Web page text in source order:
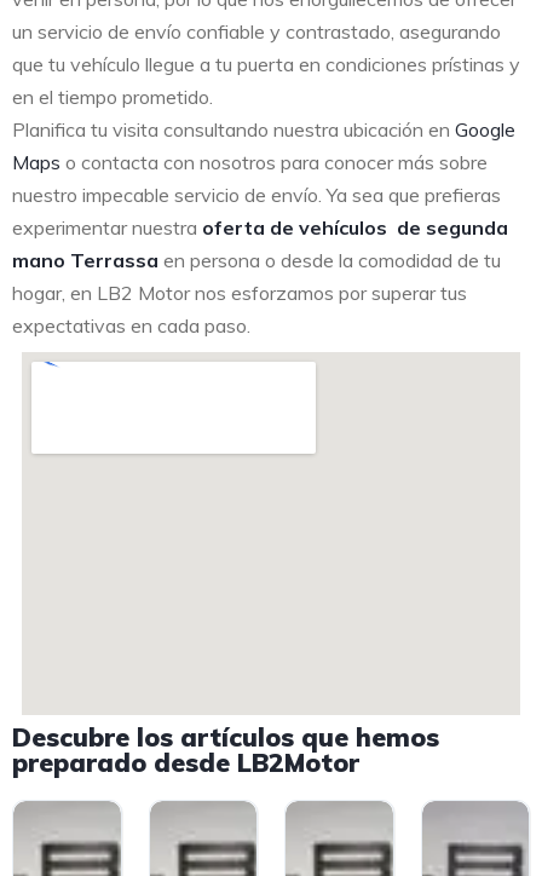
un servicio de envío confiable y contrastado, asegurando
que tu vehículo llegue a tu puerta en condiciones prístinas y
en el tiempo prometido.
Planifica tu visita consultando nuestra ubicación en Google
Maps o contacta con nosotros para conocer más sobre
nuestro impecable servicio de envío. Ya sea que prefieras
experimentar nuestra oferta de vehículos de segunda
mano Terrassa en persona o desde la comodidad de tu
hogar, en LB2 Motor nos esforzamos por superar tus
expectativas en cada paso.
Descubre los artículos que hemos
preparado desde LB2Motor